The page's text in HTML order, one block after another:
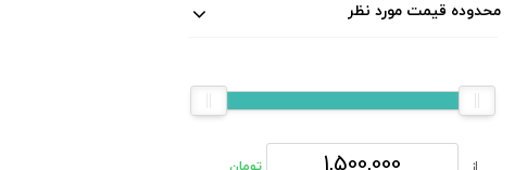
محدوده قیمت مورد نظر